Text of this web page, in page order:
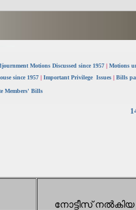
Motions Discussed since 1957 | Motions
since 1957 | Important Privilege Issues | Bills
Members' Bills
നോട്ടീസ് നൽകിയ